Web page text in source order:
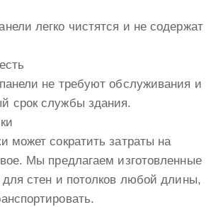
легко чистятся и не содержат
не требуют обслуживания и
срок службы здания.
может сократить затраты на
Мы предлагаем изготовленные
для стен и потолков любой длины,